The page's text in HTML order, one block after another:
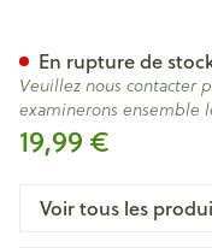
19,99 €
En rupture de
Veuillez nous contacter
examinerons ensemble
Voir tous les